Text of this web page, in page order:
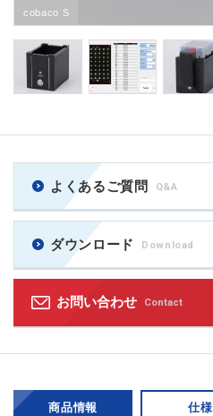
cobaco S
よくあるご質問 Q&A
ダウンロード Download
お問い合わせ Contact
商品情報 仕様